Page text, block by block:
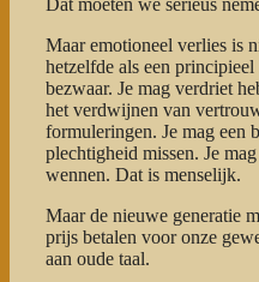
Maar emotioneel verlies is
hetzelfde als een
bezwaar. Je mag verdriet
het verdwijnen van
formuleringen. Je mag een
plechtigheid missen. Je
wennen. Dat is menselijk.
Maar de nieuwe generatie
prijs betalen voor onze
aan oude taal.